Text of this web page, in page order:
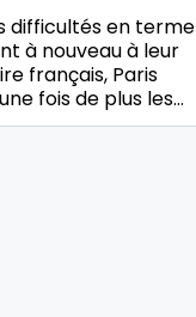
difficultés en terme
à nouveau à leur
français, Paris
fois de plus les…